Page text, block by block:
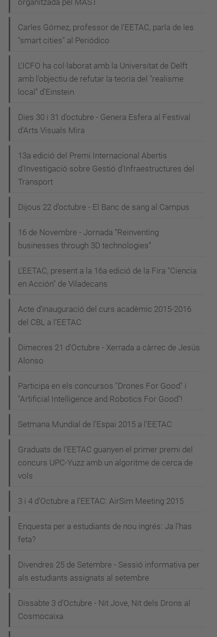
organitzada pel MAST
Carles Gómez, professor de l'EETAC, parla de les
"smart cities" al Periódico
L'ICFO ha col·laborat amb la Universitat de Delft
amb l'objectiu de refutar la teoria del "realisme
local" d'Einstein
Dies 30 i 31 d'octubre - Genera Esfera al Festival
d'Arts Visuals Mira
13a edició del Premi Internacional Abertis
d'Investigació sobre Gestió d'Infraestructures del
Transport
Dijous 22 d'octubre - El Banc de sang al Campus
16 de Novembre - Jornada “Reinventing
businesses through 3D technologies”
L'EETAC, present a la 16a edició de la Fira "Ciencia
en Acción" de Viladecans
Acte d'inauguració del curs acadèmic 2015-2016
del CBL a l'EETAC
Dimecres 21 d'Octubre - Xerrada a càrrec de Jesús
Alonso
Participa en els concursos "Drones For Good" i
"Artificial Intelligence and Robotics For Good"!
Setmana Mundial de l'Espai 2015 a l'EETAC
Graduats de l'EETAC guanyen el primer premi del
concurs UPC-Yuzz amb un algoritme de cerca de
vols
3 i 4 d'Octubre a l'EETAC: AirSim Meeting 2015
Enquesta per a estudiants de nou ingrés: Ja l'has
feta?
Divendres 25 de Setembre - Sessió informativa per
als estudiants assignats al setembre
Dissabte 3 d'Octubre - Nit Jove, Nit dels Drons al
Cosmocaixa